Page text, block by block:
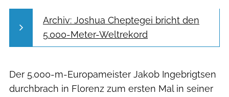
Archiv: Joshua Cheptegei bricht den
5.000-Meter-Weltrekord
Der 5.000-m-Europameister Jakob Ingebrigtsen
durchbrach in Florenz zum ersten Mal in seiner